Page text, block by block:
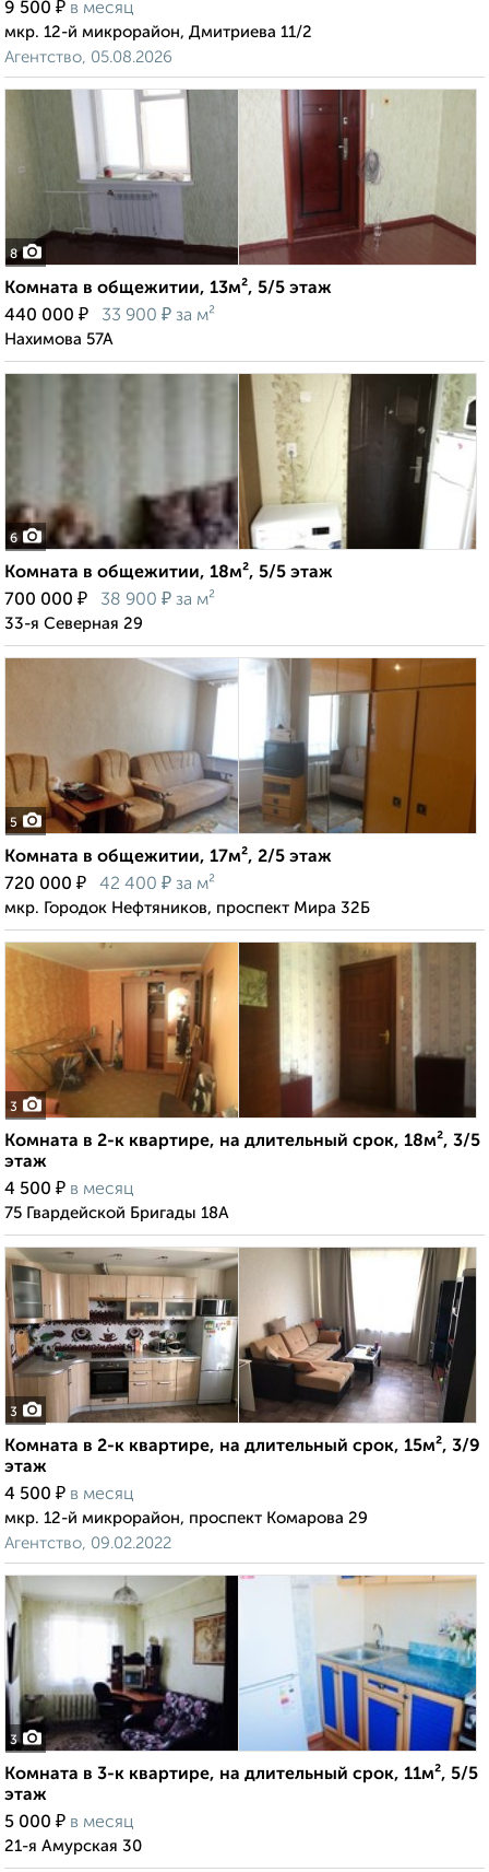
9 500 ₽ в месяц
мкр. 12-й микрорайон, Дмитриева 11/2
Агентство, 05.08.2026
8
Комната в общежитии, 13м², 5/5 этаж
440 000 ₽ 33 900 ₽ за м²
Нахимова 57А
6
Комната в общежитии, 18м², 5/5 этаж
700 000 ₽ 38 900 ₽ за м²
33-я Северная 29
5
Комната в общежитии, 17м², 2/5 этаж
720 000 ₽ 42 400 ₽ за м²
мкр. Городок Нефтяников, проспект Мира 32Б
3
Комната в 2-к квартире, на длительный срок, 18м², 3/5
этаж
4 500 ₽ в месяц
75 Гвардейской Бригады 18А
3
Комната в 2-к квартире, на длительный срок, 15м², 3/9
этаж
4 500 ₽ в месяц
мкр. 12-й микрорайон, проспект Комарова 29
Агентство, 09.02.2022
3
Комната в 3-к квартире, на длительный срок, 11м², 5/5
этаж
5 000 ₽ в месяц
21-я Амурская 30